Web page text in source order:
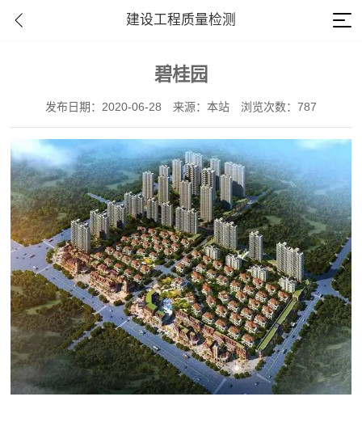
建设工程质量检测
碧桂园
发布日期：2020-06-28 来源：本站 浏览次数：787